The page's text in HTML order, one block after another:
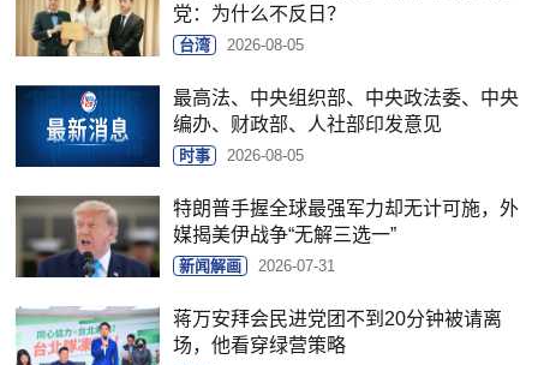
党：为什么不反日？
台湾 2026-08-05
最高法、中央组织部、中央政法委、中央
编办、财政部、人社部印发意见
时事 2026-08-05
特朗普手握全球最强军力却无计可施，外
媒揭美伊战争“无解三选一”
新闻解画 2026-07-31
蒋万安拜会民进党团不到20分钟被请离
场，他看穿绿营策略